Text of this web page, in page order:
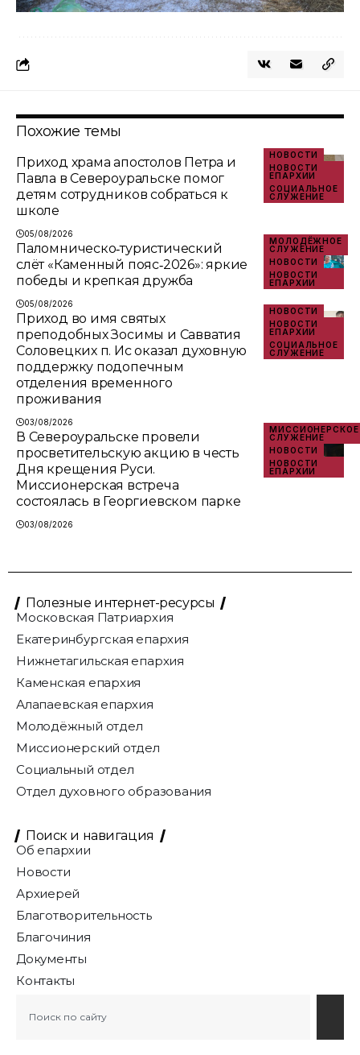
Похожие темы
НОВОСТИ
НОВОСТИ
ЕПАРХИИ
СОЦИАЛЬНОЕ
СЛУЖЕНИЕ
Приход храма апостолов Петра и
Павла в Североуральске помог
детям сотрудников собраться к
школе
05/08/2026
МОЛОДЁЖНОЕ
СЛУЖЕНИЕ
НОВОСТИ
НОВОСТИ
ЕПАРХИИ
Паломническо‑туристический
слёт «Каменный пояс‑2026»: яркие
победы и крепкая дружба
05/08/2026
НОВОСТИ
НОВОСТИ
ЕПАРХИИ
СОЦИАЛЬНОЕ
СЛУЖЕНИЕ
Приход во имя святых
преподобных Зосимы и Савватия
Соловецких п. Ис оказал духовную
поддержку подопечным
отделения временного
проживания
03/08/2026
МИССИОНЕРСКОЕ
СЛУЖЕНИЕ
НОВОСТИ
НОВОСТИ
ЕПАРХИИ
В Североуральске провели
просветительскую акцию в честь
Дня крещения Руси.
Миссионерская встреча
состоялась в Георгиевском парке
03/08/2026
Полезные интернет-ресурсы
Московская Патриархия
Екатеринбургская епархия
Нижнетагильская епархия
Каменская епархия
Алапаевская епархия
Молодёжный отдел
Миссионерский отдел
Социальный отдел
Отдел духовного образования
Поиск и навигация
Об епархии
Новости
Архиерей
Благотворительность
Благочиния
Документы
Контакты